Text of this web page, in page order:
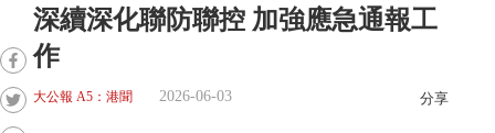
深續深化聯防聯控 加強應急通報工
作
大公報 A5：港聞 2026-06-03 分享